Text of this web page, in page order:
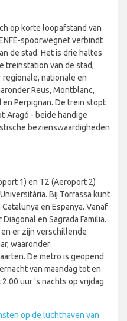
op korte loopafstand van
spoorwegnet verbindt
de stad. Het is drie haltes
treinstation van de stad,
regionale, nationale en
Reus, Montblanc,
en Perpignan. De trein stopt
Aragó - beide handige
bezienswaardigheden
1) en T2 (Aeroport 2)
Bij Torrassa kunt
en Espanya. Vanaf
en Sagrada Familia.
er zijn verschillende
waaronder
De metro is geopend
van maandag tot en
uur 's nachts op vrijdag
op de luchthaven van